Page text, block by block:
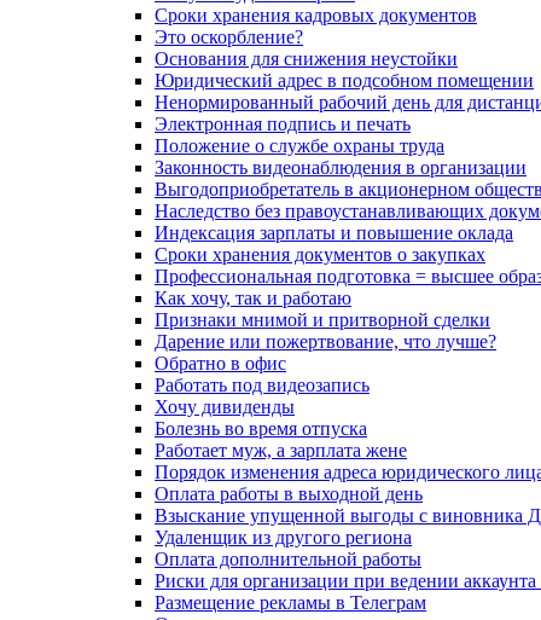
Сроки хранения кадровых документов
Это оскорбление?
Основания для снижения неустойки
Юридический адрес в подсобном помещении
Ненормированный рабочий день для
Электронная подпись и печать
Положение о службе охраны труда
Законность видеонаблюдения в организации
Выгодоприобретатель в акционерном
Наследство без правоустанавливающих
Индексация зарплаты и повышение оклада
Сроки хранения документов о закупках
Профессиональная подготовка = высшее
Как хочу, так и работаю
Признаки мнимой и притворной сделки
Дарение или пожертвование, что лучше?
Обратно в офис
Работать под видеозапись
Хочу дивиденды
Болезнь во время отпуска
Работает муж, а зарплата жене
Порядок изменения адреса юридического
Оплата работы в выходной день
Взыскание упущенной выгоды с виновника
Удаленщик из другого региона
Оплата дополнительной работы
Риски для организации при ведении
Размещение рекламы в Телеграм